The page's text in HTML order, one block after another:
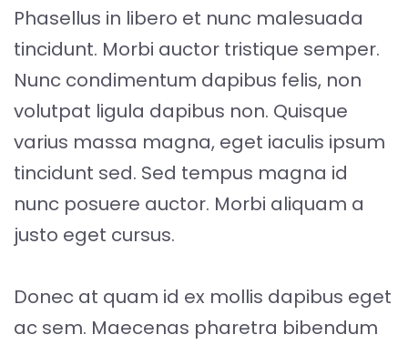
Phasellus in libero et nunc malesuada
tincidunt. Morbi auctor tristique semper.
Nunc condimentum dapibus felis, non
volutpat ligula dapibus non. Quisque
varius massa magna, eget iaculis ipsum
tincidunt sed. Sed tempus magna id
nunc posuere auctor. Morbi aliquam a
justo eget cursus.
Donec at quam id ex mollis dapibus eget
ac sem. Maecenas pharetra bibendum